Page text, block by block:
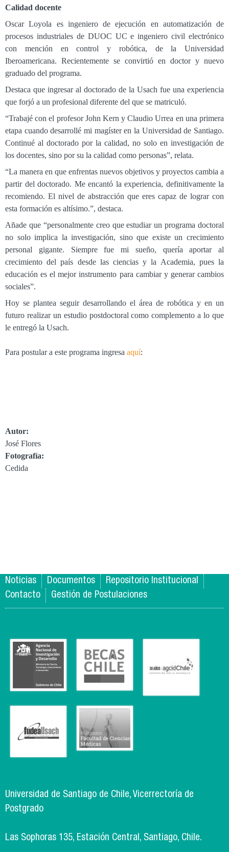
Calidad docente
Oscar Loyola es ingeniero de ejecución en automatización de
procesos industriales de DUOC UC e ingeniero civil electrónico
con mención en control y robótica, de la Universidad
Iberoamericana. Recientemente se convirtió en doctor y nuevo
graduado del programa.
Destaca que ingresar al doctorado de la Usach fue una experiencia
que forjó a un profesional diferente del que se matriculó.
“Trabajé con el profesor John Kern y Claudio Urrea en una primera
etapa cuando desarrollé mi magíster en la Universidad de Santiago.
Continué al doctorado por la calidad, no solo en investigación de
los docentes, sino por su la calidad como personas”, relata.
“La manera en que enfrentas nuevos objetivos y proyectos cambia a
partir del doctorado. Me encantó la experiencia, definitivamente la
recomiendo. El nivel de abstracción que eres capaz de lograr con
esta formación es altísimo.”, destaca.
Añade que “personalmente creo que estudiar un programa doctoral
no solo implica la investigación, sino que existe un crecimiento
personal gigante. Siempre fue mi sueño, quería aportar al
crecimiento del país desde las ciencias y la Academia, pues la
educación es el mejor instrumento para cambiar y generar cambios
sociales”.
Hoy se plantea seguir desarrollando el área de robótica y en un
futuro realizar un estudio postdoctoral como complemento a lo que
le entregó la Usach.
Para postular a este programa ingresa aquí:
Autor:
José Flores
Fotografía:
Cedida
Noticias Documentos
Repositorio Institucional
Contacto
Gestión de Postulaciones
Universidad de Santiago de Chile, Vicerrectoría de
Postgrado
Las Sophoras 135, Estación Central, Santiago, Chile.